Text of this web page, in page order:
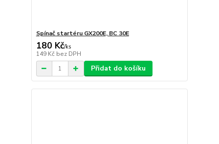
Spínač startéru GX200E, BC 30E
180 Kč/ks
149 Kč bez DPH
Přidat do košíku